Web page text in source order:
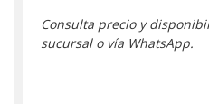
Consulta precio y
sucursal o vía WhatsApp.